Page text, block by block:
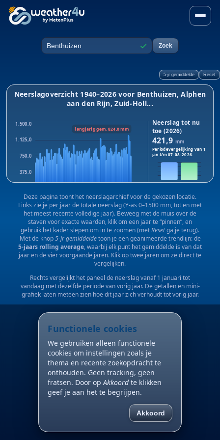
Neerslag in Benthuizen,
✓ Zoek
5-jr gemiddelde Reset
Neerslagoverzicht 1940–2026 voor Benthuizen, Alphen
aan den Rijn, Zuid-Holl...
375,0
750,0
1.125,0
1.500,0
1940 1983 2025
langjarig gem. 824,0 mm
Neerslag tot nu
toe (2026)
421,9 mm
Periodevergelijking van 1
jan t/m07-08-2026.
2026 2025
Dit jaar: 421,9
mm · Vorig
jaar:413,8mm
Verschil:+8,1mm
Deze pagina toont het neerslagarchief voor de gekozen locatie.
Links zie je per jaar de totale neerslag (Y-as 0–1500 mm, tot en met
het meest recente volledige jaar). Beweeg met de muis over de
staven voor exacte waarden, klik om een jaar te “pinnen”, en
gebruik het kader slepen om in te zoomen (metResetga je terug).
Met de knop5-jr gemiddeldetoon je een geanimeerde trendlijn: de
5-jaars rolling average, waarbij elk punt het gemiddelde is van dat
jaar en de vier voorgaande jaren. Klik op twee jaren om ze direct te
vergelijken.
Rechts vergelijkt het paneel de neerslag vanaf 1 januari tot
vandaag met dezelfde periode van vorig jaar. De getallen en mini-
grafiek laten meteen zien hoe dit jaar zich verhoudt tot vorig jaar.
Functionele cookies
We gebruiken alleen functionele
cookies om instellingen zoals je
thema en recente zoekopdracht te
onthouden. Geen tracking, geen
fratsen. Door opAkkoordte klikken
geef je aan het te begrijpen.
Akkoord